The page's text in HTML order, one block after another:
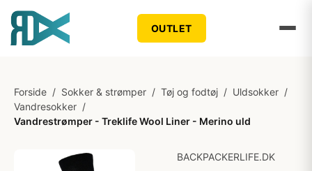
OUTLET
Forside / Sokker & strømper / Tøj og fodtøj / Uldsokker /
Vandresokker /
Vandrestrømper - Treklife Wool Liner - Merino uld
BACKPACKERLIFE.DK